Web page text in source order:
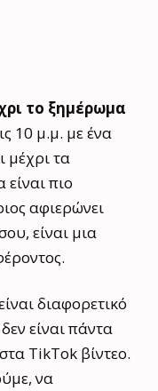
το ξημέρωμα
10 μ.μ. με ένα
μέχρι τα
πιο
αφιερώνει
είναι μια
διαφορετικό
είναι πάντα
TikTok βίντεο.
να